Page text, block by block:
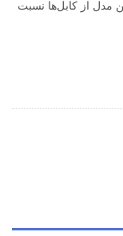
مدل از کابل‌ها نسبت